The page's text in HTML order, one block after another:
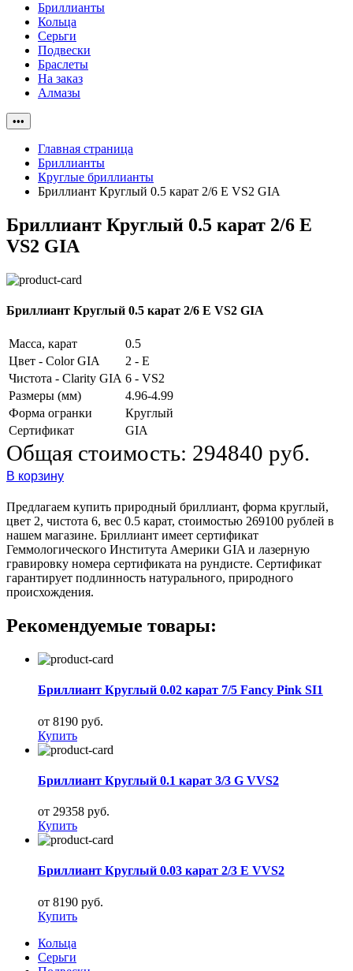
Бриллианты
Кольца
Серьги
Подвески
Браслеты
На заказ
Алмазы
•••
Главная страница
Бриллианты
Круглые бриллианты
Бриллиант Круглый 0.5 карат 2/6 E VS2 GIA
Бриллиант Круглый 0.5 карат 2/6 E
VS2 GIA
Бриллиант Круглый 0.5 карат 2/6 E VS2 GIA
Масса, карат
0.5
Цвет - Color GIA
2 - E
Чистота - Clarity GIA 6 - VS2
Размеры (мм)
4.96-4.99
Форма огранки
Круглый
Сертификат
GIA
Общая стоимость: 294840 руб.
В корзину
Предлагаем купить природный бриллиант, форма круглый,
цвет 2, чистота 6, вес 0.5 карат, стоимостью 269100 рублей в
нашем магазине. Бриллиант имеет сертификат
Геммологического Института Америки GIA и лазерную
гравировку номера сертификата на рундисте. Сертификат
гарантирует подлинность натурального, природного
происхождения.
Рекомендуемые товары:
Бриллиант Круглый 0.02 карат 7/5 Fancy Pink SI1
от 8190 руб.
Купить
Бриллиант Круглый 0.1 карат 3/3 G VVS2
от 29358 руб.
Купить
Бриллиант Круглый 0.03 карат 2/3 E VVS2
от 8190 руб.
Купить
Кольца
Серьги